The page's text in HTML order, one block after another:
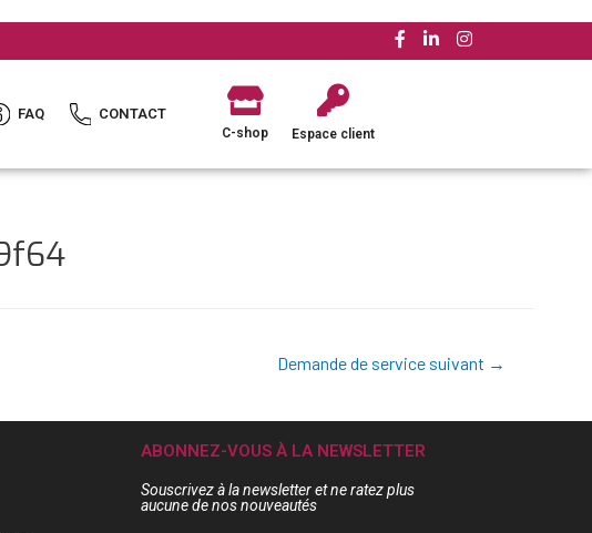
FAQ CONTACT
C-shop Espace client
Demande de service suivant →
ABONNEZ-VOUS À LA NEWSLETTER
Souscrivez à la newsletter et ne ratez plus
aucune de nos nouveautés